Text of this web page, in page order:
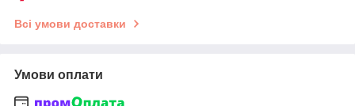
Всі умови доставки
Умови оплати